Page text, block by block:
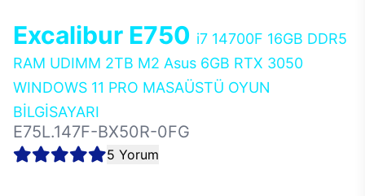
Excalibur E750 i7 14700F 16GB DDR5
RAM UDIMM 2TB M2 Asus 6GB RTX 3050
WINDOWS 11 PRO MASAÜSTÜ OYUN
BİLGİSAYARI
E75L.147F-BX50R-0FG
5 Yorum